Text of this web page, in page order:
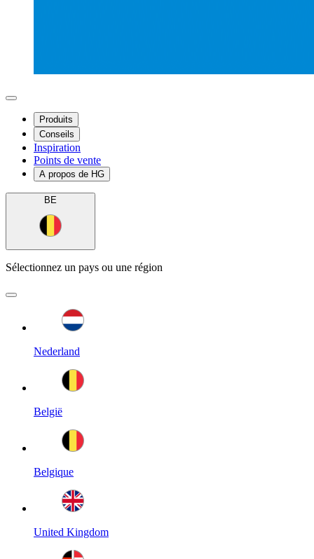
Produits
Conseils
Inspiration
Points de vente
A propos de HG
BE
Sélectionnez un pays ou une région
Nederland
België
Belgique
United Kingdom